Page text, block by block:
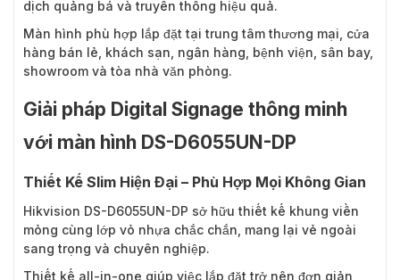
dịch quảng bá và truyền thông hiệu quả.
Màn hình phù hợp lắp đặt tại trung tâm thương mại, cửa
hàng bán lẻ, khách sạn, ngân hàng, bệnh viện, sân bay,
showroom và tòa nhà văn phòng.
Giải pháp Digital Signage thông minh
với màn hình DS-D6055UN-DP
Thiết Kế Slim Hiện Đại – Phù Hợp Mọi Không Gian
Hikvision DS-D6055UN-DP sở hữu thiết kế khung viền
mỏng cùng lớp vỏ nhựa chắc chắn, mang lại vẻ ngoài
sang trọng và chuyên nghiệp.
Thiết kế all-in-one giúp việc lắp đặt trở nên đơn giản,